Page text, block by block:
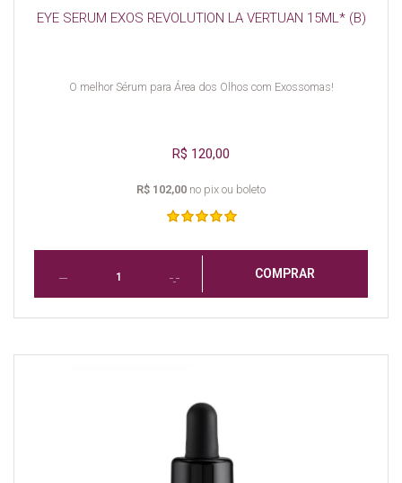
EYE SERUM EXOS REVOLUTION LA VERTUAN 15ML* (B)
O melhor Sérum para Área dos Olhos com Exossomas!
R$ 120,00
R$ 102,00 no pix ou boleto
COMPRAR